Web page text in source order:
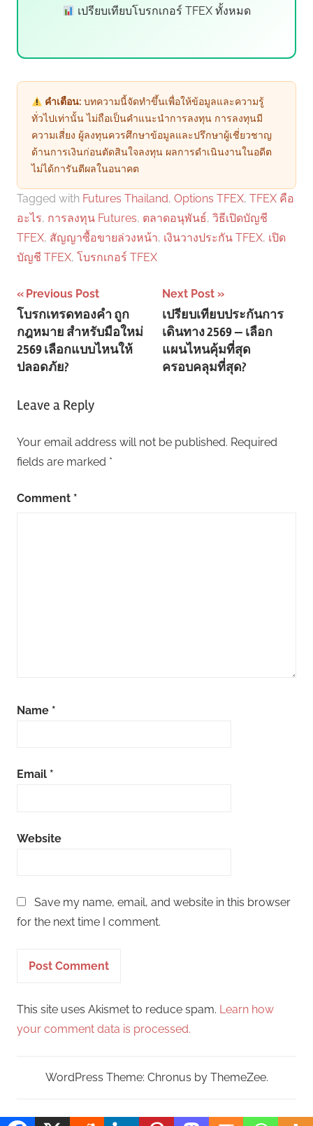
เปรียบเทียบโบรกเกอร์ TFEX ทั้งหมด
คำเตือน: บทความนี้จัดทำขึ้นเพื่อให้ข้อมูลและความรู้
ทั่วไปเท่านั้น ไม่ถือเป็นคำแนะนำการลงทุน การลงทุนมี
ความเสี่ยง ผู้ลงทุนควรศึกษาข้อมูลและปรึกษาผู้เชี่ยวชาญ
ด้านการเงินก่อนตัดสินใจลงทุน ผลการดำเนินงานในอดีต
ไม่ได้การันตีผลในอนาคต
Tagged with Futures Thailand, Options TFEX, TFEX คือ
อะไร, การลงทุน Futures, ตลาดอนุพันธ์, วิธีเปิดบัญชี
TFEX, สัญญาซื้อขายล่วงหน้า, เงินวางประกัน TFEX, เปิด
บัญชี TFEX, โบรกเกอร์ TFEX
Post
navigation
Previous Post
โบรกเทรดทองคำ ถูก
กฎหมาย สำหรับมือใหม่
2569 เลือกแบบไหนให้
ปลอดภัย?
Next Post
เปรียบเทียบประกันการ
เดินทาง 2569 — เลือก
แผนไหนคุ้มที่สุด
ครอบคลุมที่สุด?
Leave a Reply
Your email address will not be published. Required
fields are marked *
Comment *
Name *
Email *
Website
Save my name, email, and website in this browser
for the next time I comment.
This site uses Akismet to reduce spam. Learn how
your comment data is processed.
WordPress Theme: Chronus by ThemeZee.